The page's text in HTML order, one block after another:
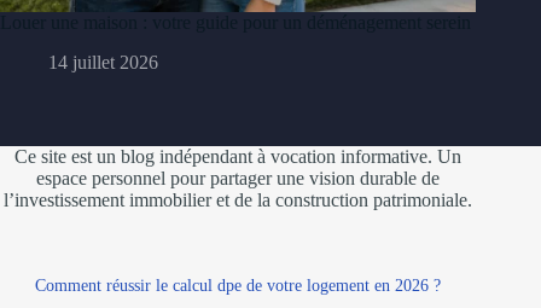
14 juillet 2026
Ce site est un blog indépendant à vocation informative. Un
espace personnel pour partager une vision durable de
l’investissement immobilier et de la construction patrimoniale.
Comment réussir le calcul dpe de votre logement en 2026 ?